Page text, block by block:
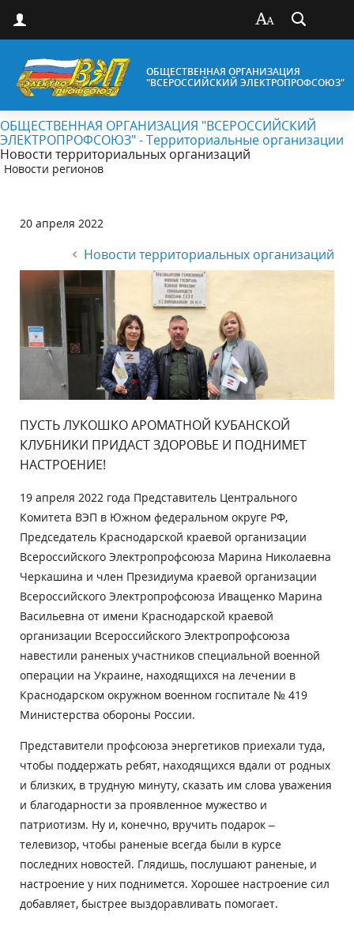
ОБЩЕСТВЕННАЯ ОРГАНИЗАЦИЯ
"ВСЕРОССИЙСКИЙ ЭЛЕКТРОПРОФСОЮЗ"
ОБЩЕСТВЕННАЯ ОРГАНИЗАЦИЯ "ВСЕРОССИЙСКИЙ
ЭЛЕКТРОПРОФСОЮЗ" - Территориальные организации
Новости территориальных организаций
Новости регионов
20 апреля 2022
Новости территориальных организаций
ПУСТЬ ЛУКОШКО АРОМАТНОЙ КУБАНСКОЙ
КЛУБНИКИ ПРИДАСТ ЗДОРОВЬЕ И ПОДНИМЕТ
НАСТРОЕНИЕ!
19 апреля 2022 года Представитель Центрального
Комитета ВЭП в Южном федеральном округе РФ,
Председатель Краснодарской краевой организации
Всероссийского Электропрофсоюза Марина Николаевна
Черкашина и член Президиума краевой организации
Всероссийского Электропрофсоюза Иващенко Марина
Васильевна от имени Краснодарской краевой
организации Всероссийского Электропрофсоюза
навестили раненых участников специальной военной
операции на Украине, находящихся на лечении в
Краснодарском окружном военном госпитале № 419
Министерства обороны России.
Представители профсоюза энергетиков приехали туда,
чтобы поддержать ребят, находящихся вдали от родных
и близких, в трудную минуту, сказать им слова уважения
и благодарности за проявленное мужество и
патриотизм. Ну и, конечно, вручить подарок –
телевизор, чтобы раненые всегда были в курсе
последних новостей. Глядишь, послушают раненые, и
настроение у них поднимется. Хорошее настроение сил
добавляет, быстрее выздоравливать помогает.